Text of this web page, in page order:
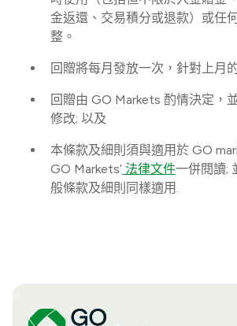
金返還、交易積分或退款）或任
整。
回贈將每月發放一次，針對上月
回贈由 GO Markets 酌情決定，
修改; 以及
本條款及細則須與適用於 GO
GO Markets’法律文件一併閱讀;
般條款及細則同樣適用.